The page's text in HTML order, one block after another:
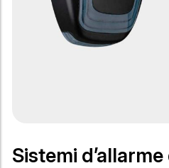
Sistemi